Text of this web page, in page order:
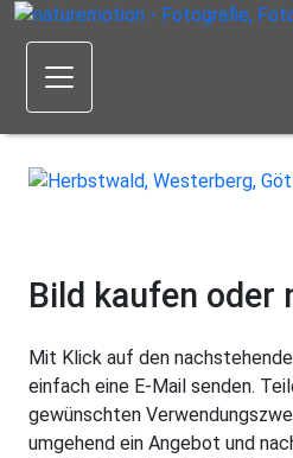
Bild kaufen oder
Mit Klick auf den
einfach eine E-Mail senden.
gewünschten
umgehend ein Angebot und